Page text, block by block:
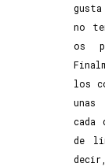
no
os
los
cada
de